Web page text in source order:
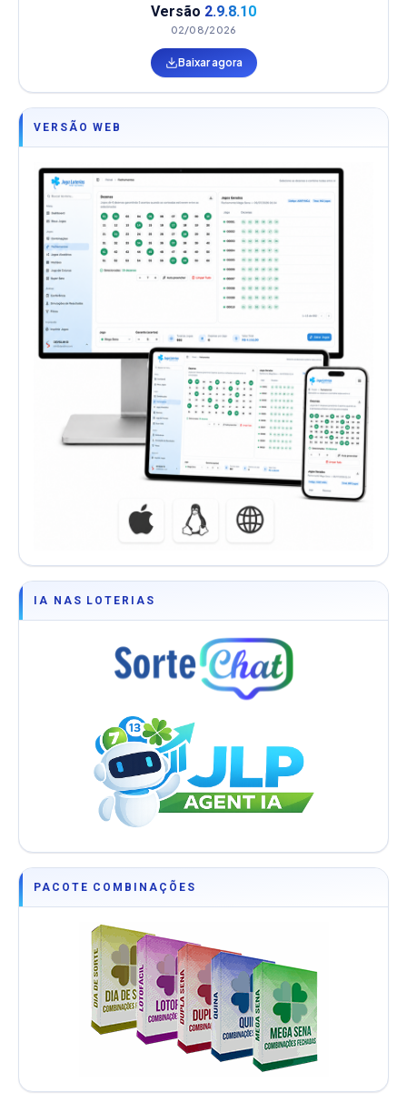
Versão 2.9.8.10
02/08/2026
Baixar agora
VERSÃO WEB
IA NAS LOTERIAS
PACOTE COMBINAÇÕES